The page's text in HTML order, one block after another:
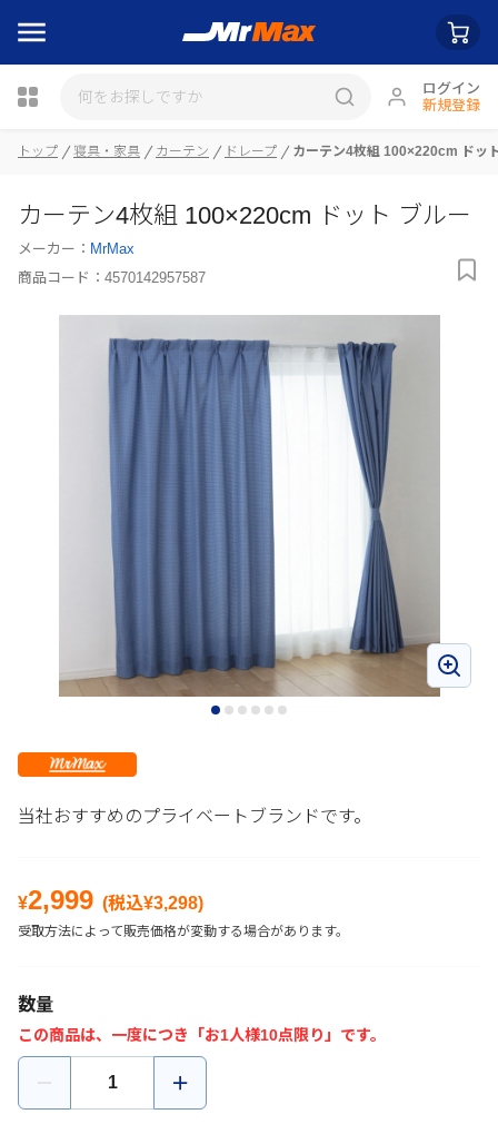
ログイン
新規登録
トップ 寝具・家具 カーテン ドレープ カーテン4枚組 100×220cm ドッ
カーテン4枚組 100×220cm ドット ブルー
メーカー： MrMax
商品コード： 4570142957587
当社おすすめのプライベートブランドです。
¥2,999 (税込¥3,298)
受取方法によって販売価格が変動する場合があります。
数量
この商品は、一度につき「お1人様10点限り」です。